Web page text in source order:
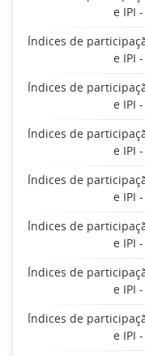
e IPI
Índices de
e IPI
Índices de
e IPI
Índices de
e IPI
Índices de
e IPI
Índices de
e IPI
Índices de
e IPI
Índices de
e IPI